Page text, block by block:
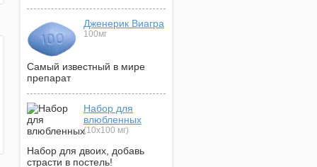
Дженерик Виагра
100мг
Самый известный в мире
препарат
Набор для
влюбленных
(10х100 мг)
Набор для двоих, добавь
страсти в постель!